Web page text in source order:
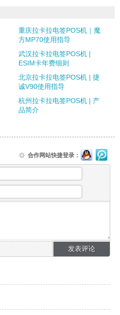
重庆拉卡拉电签POS机｜魔
方MP70使用指导
武汉拉卡拉电签POS机 |
ESIM卡年费细则
北京拉卡拉电签POS机 | 捷
诚V90使用指导
杭州拉卡拉电签POS机 | 产
品简介
合作网站快捷登录：